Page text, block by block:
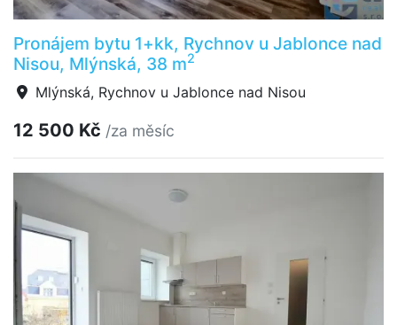
Pronájem bytu 1+kk, Rychnov u Jablonce nad
Nisou, Mlýnská, 38 m2
Mlýnská, Rychnov u Jablonce nad Nisou
12 500 Kč /za měsíc